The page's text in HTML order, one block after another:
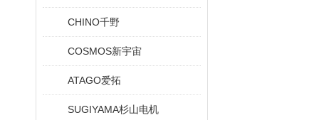
CHINO千野
COSMOS新宇宙
ATAGO爱拓
SUGIYAMA杉山电机